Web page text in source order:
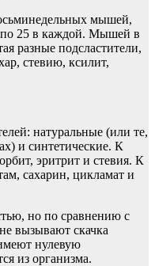
мышей,
по 25 в каждой. Мышей в
разные подсластители,
стевию, ксилит,
натуральные (или те,
и синтетические. К
эритрит и стевия. К
сахарин, цикламат и
но по сравнению с
вызывают скачка
нулевую
из организма.